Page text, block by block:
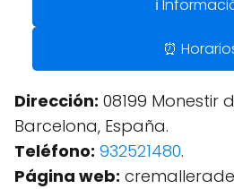
ℹ️
⏰
Dirección: 08199 Monestir
Barcelona, España.
Teléfono: 932521480.
Página web: